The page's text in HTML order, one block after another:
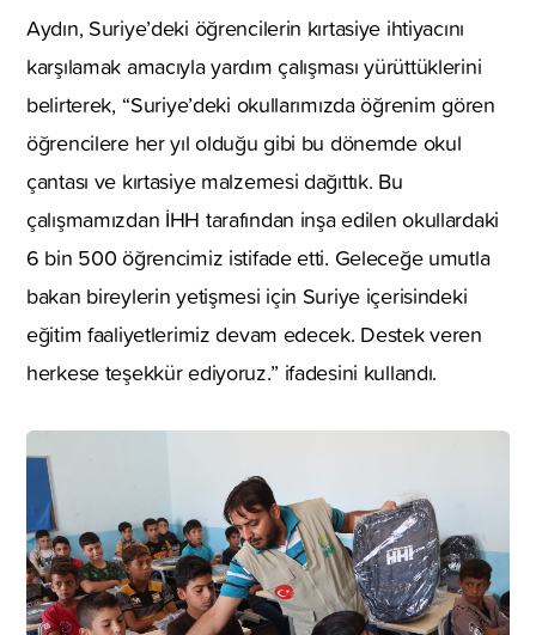
Aydın, Suriye’deki öğrencilerin kırtasiye ihtiyacını
karşılamak amacıyla yardım çalışması yürüttüklerini
belirterek, ‘‘Suriye’deki okullarımızda öğrenim gören
öğrencilere her yıl olduğu gibi bu dönemde okul
çantası ve kırtasiye malzemesi dağıttık. Bu
çalışmamızdan İHH tarafından inşa edilen okullardaki
6 bin 500 öğrencimiz istifade etti. Geleceğe umutla
bakan bireylerin yetişmesi için Suriye içerisindeki
eğitim faaliyetlerimiz devam edecek. Destek veren
herkese teşekkür ediyoruz.’’ ifadesini kullandı.